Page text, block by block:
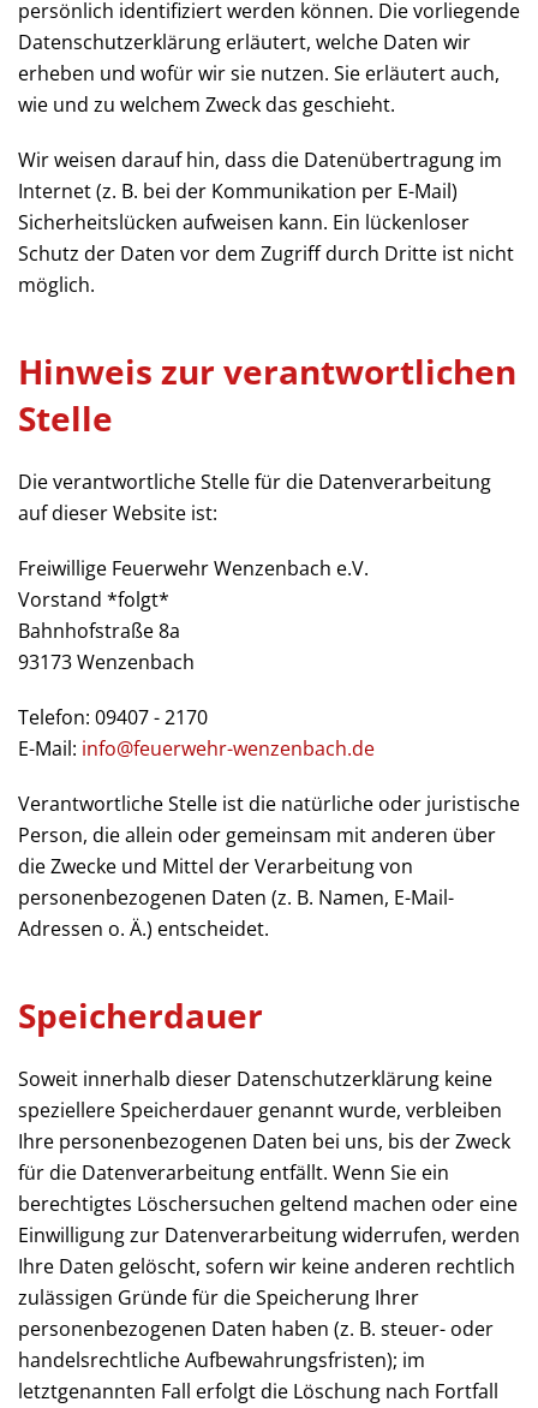
persönlich identifiziert werden können. Die vorliegende
Datenschutzerklärung erläutert, welche Daten wir
erheben und wofür wir sie nutzen. Sie erläutert auch,
wie und zu welchem Zweck das geschieht.
Wir weisen darauf hin, dass die Datenübertragung im
Internet (z. B. bei der Kommunikation per E-Mail)
Sicherheitslücken aufweisen kann. Ein lückenloser
Schutz der Daten vor dem Zugriff durch Dritte ist nicht
möglich.
Hinweis zur verantwortlichen
Stelle
Die verantwortliche Stelle für die Datenverarbeitung
auf dieser Website ist:
Freiwillige Feuerwehr Wenzenbach e.V.
Vorstand *folgt*
Bahnhofstraße 8a
93173 Wenzenbach
Telefon: 09407 - 2170
E-Mail: info@feuerwehr-wenzenbach.de
Verantwortliche Stelle ist die natürliche oder juristische
Person, die allein oder gemeinsam mit anderen über
die Zwecke und Mittel der Verarbeitung von
personenbezogenen Daten (z. B. Namen, E-Mail-
Adressen o. Ä.) entscheidet.
Speicherdauer
Soweit innerhalb dieser Datenschutzerklärung keine
speziellere Speicherdauer genannt wurde, verbleiben
Ihre personenbezogenen Daten bei uns, bis der Zweck
für die Datenverarbeitung entfällt. Wenn Sie ein
berechtigtes Löschersuchen geltend machen oder eine
Einwilligung zur Datenverarbeitung widerrufen, werden
Ihre Daten gelöscht, sofern wir keine anderen rechtlich
zulässigen Gründe für die Speicherung Ihrer
personenbezogenen Daten haben (z. B. steuer- oder
handelsrechtliche Aufbewahrungsfristen); im
letztgenannten Fall erfolgt die Löschung nach Fortfall